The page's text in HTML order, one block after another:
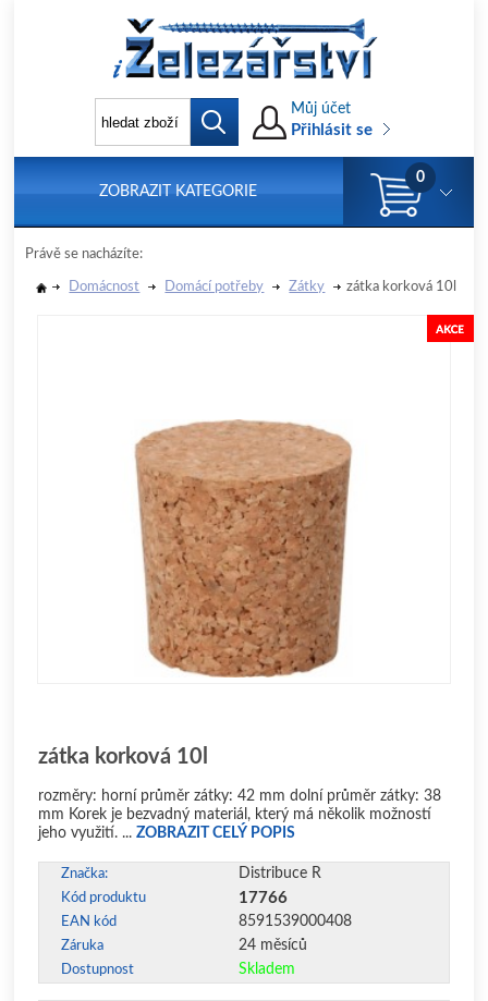
Můj účet
Přihlásit se
ZOBRAZIT KATEGORIE
0
Právě se nacházíte:
Domácnost Domácí potřeby Zátky zátka korková 10l
zátka korková 10l
rozměry: horní průměr zátky: 42 mm dolní průměr zátky: 38
mm Korek je bezvadný materiál, který má několik možností
jeho využití. ... ZOBRAZIT CELÝ POPIS
Značka: Distribuce R
Kód produktu 17766
EAN kód 8591539000408
Záruka 24 měsíců
Dostupnost Skladem